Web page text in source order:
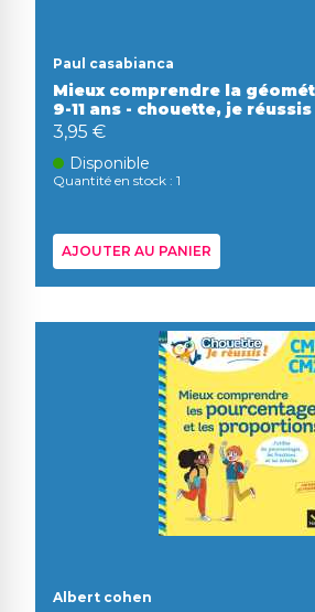
Paul casabianca
Mieux comprendre la
9-11 ans - chouette, je réussis
3,95 €
Disponible
Quantité en stock : 1
AJOUTER AU PANIER
Albert cohen